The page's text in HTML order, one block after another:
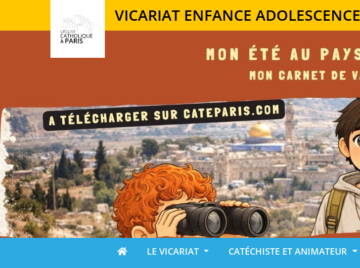
VICARIAT ENFANCE ADOLESCENCE
LE VICARIAT CATÉCHISTE ET ANIMATEUR